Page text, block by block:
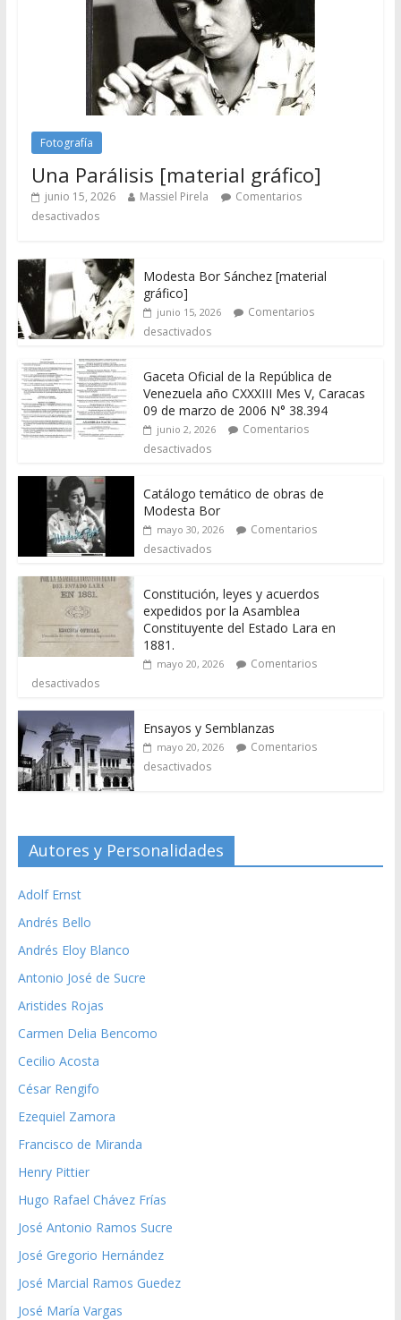
Fotografía
Una Parálisis [material gráfico]
junio 15, 2026 Massiel Pirela
Comentarios
desactivados
Modesta Bor Sánchez [material
gráfico]
junio 15, 2026
Comentarios
desactivados
Gaceta Oficial de la República de
Venezuela año CXXXIII Mes V, Caracas
09 de marzo de 2006 N° 38.394
junio 2, 2026
Comentarios
desactivados
Catálogo temático de obras de
Modesta Bor
mayo 30, 2026
Comentarios
desactivados
Constitución, leyes y acuerdos
expedidos por la Asamblea
Constituyente del Estado Lara en
1881.
mayo 20, 2026
Comentarios
desactivados
Ensayos y Semblanzas
mayo 20, 2026
Comentarios
desactivados
Autores y Personalidades
Adolf Ernst
Andrés Bello
Andrés Eloy Blanco
Antonio José de Sucre
Aristides Rojas
Carmen Delia Bencomo
Cecilio Acosta
César Rengifo
Ezequiel Zamora
Francisco de Miranda
Henry Pittier
Hugo Rafael Chávez Frías
José Antonio Ramos Sucre
José Gregorio Hernández
José Marcial Ramos Guedez
José María Vargas